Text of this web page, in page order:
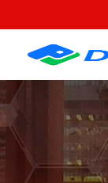
转
容